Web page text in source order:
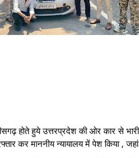
होते हुये उत्तरप्रदेश की ओर कार से
कर माननीय न्यायालय में पेश किया ,